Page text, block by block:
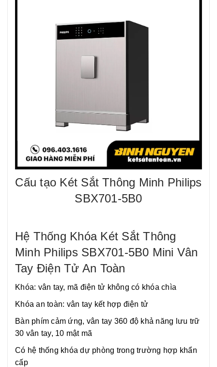
Cấu tạo Két Sắt Thông Minh Philips
SBX701-5B0
Hệ Thống Khóa Két Sắt Thông
Minh Philips SBX701-5B0 Mini Vân
Tay Điện Tử An Toàn
Khóa: vân tay, mã điện tử không có khóa chìa
Khóa an toàn: vân tay kết hợp điện tử
Bàn phím cảm ứng, vân tay 360 độ khả năng lưu trữ
30 vân tay, 10 mật mã
Có hệ thống khóa dự phòng trong trường hợp khẩn
cấp